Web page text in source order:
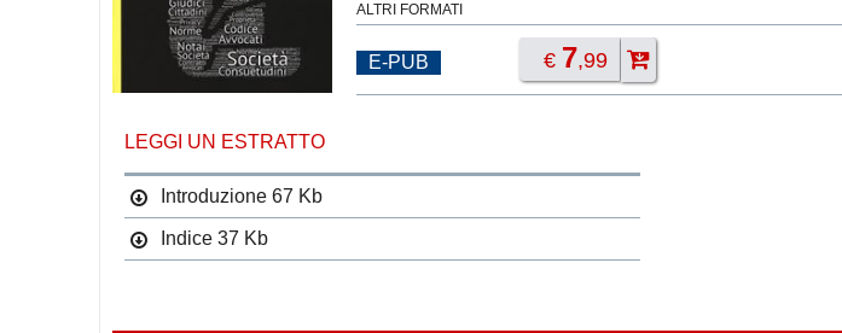
ALTRI FORMATI
E-PUB € 7,99
LEGGI UN ESTRATTO
Introduzione 67 Kb
Indice 37 Kb